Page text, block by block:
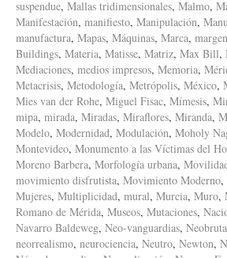
suspendue, Mallas tridimensionales, Malmo,
Manifestación, manifiesto, Manipulación,
manufactura, Mapas, Máquinas, Marca, margen
Buildings, Materia, Matisse, Matriz, Max Bill,
Mediaciones, medios impresos, Memoria,
Metacrisis, Metodología, Metrópolis, México,
Mies van der Rohe, Miguel Fisac, Mímesis,
mipa, mirada, Miradas, Miraflores, Miranda,
Modelo, Modernidad, Modulación, Moholy
Montevideo, Monumento a las Víctimas del
Moreno Barbera, Morfología urbana,
movimiento disfrutista, Movimiento Moderno,
Mujeres, Multiplicidad, mural, Murcia, Muro,
Romano de Mérida, Museos, Mutaciones,
Navarro Baldeweg, Neo-vanguardias,
neorrealismo, neurociencia, Neutro, Newton,